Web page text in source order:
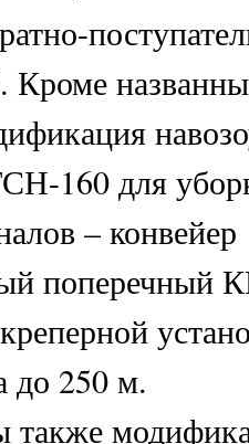
160 для
– конвейер
поперечный
до 250 м.
также